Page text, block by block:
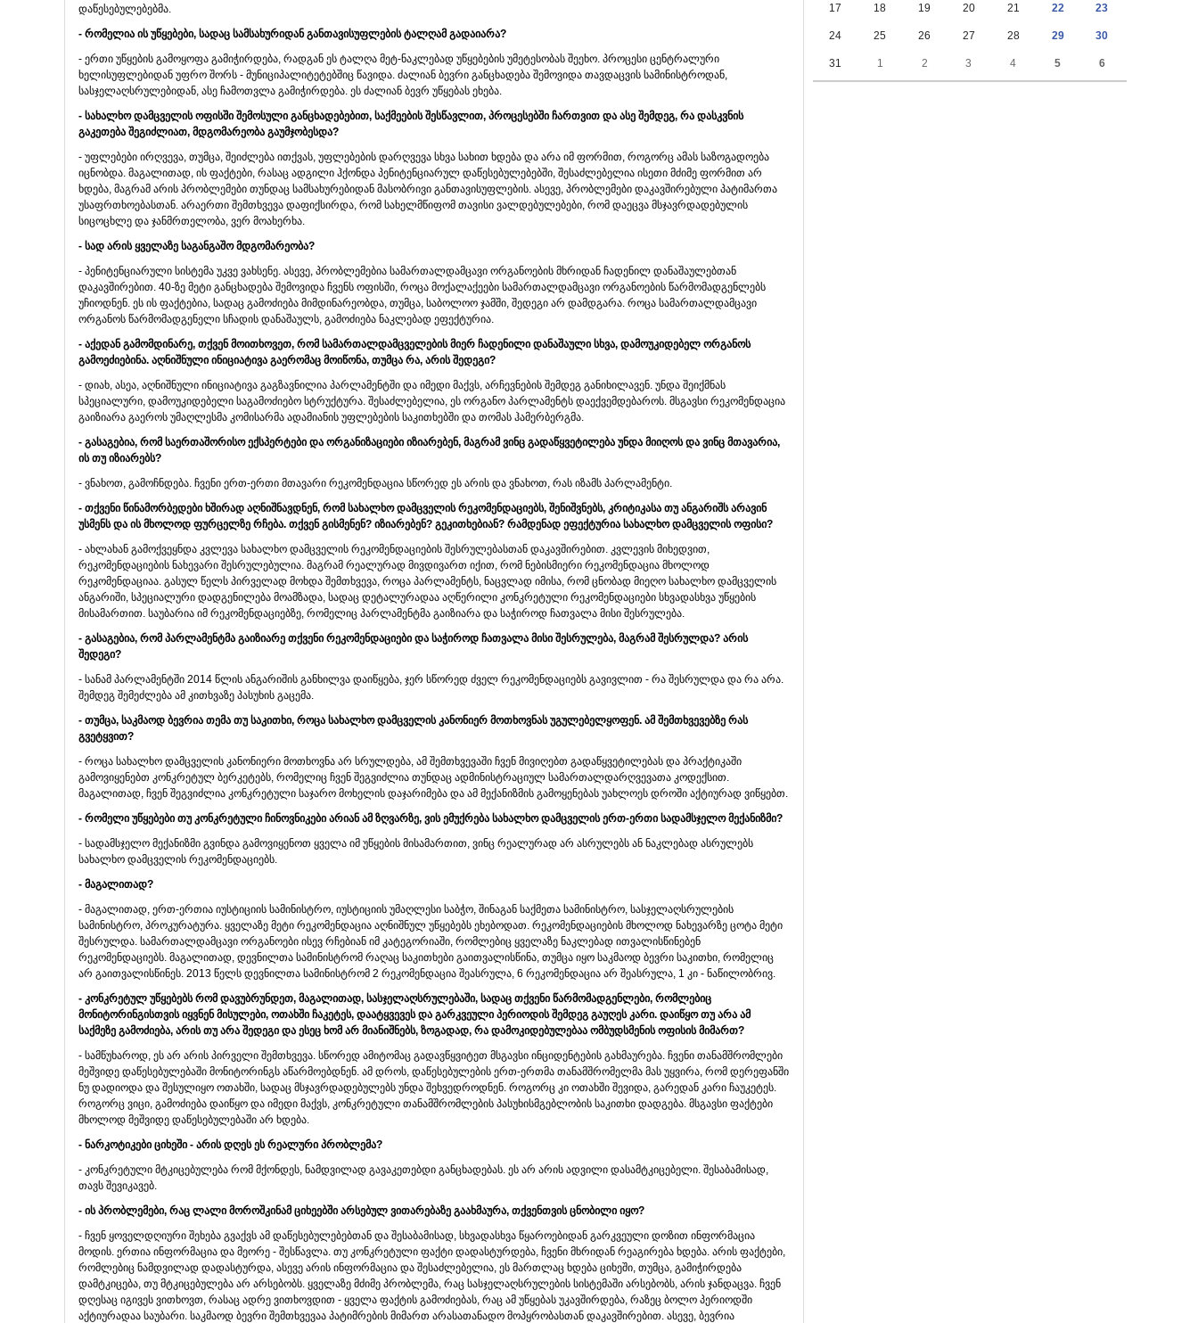
დაწესებულებებმა.
- რომელია ის უწყებები, სადაც სამსახურიდან განთავისუფლების ტალღამ გადაიარა?
- ერთი უწყების გამოყოფა გამიჭირდება, რადგან ეს ტალღა მეტ-ნაკლებად უწყებების უმეტესობას შეეხო. პროცესი ცენტრალური
ხელისუფლებიდან უფრო შორს - მუნიციპალიტეტებშიც წავიდა. ძალიან ბევრი განცხადება შემოვიდა თავდაცვის სამინისტროდან,
სასჯელაღსრულებიდან, ასე ჩამოთვლა გამიჭირდება. ეს ძალიან ბევრ უწყებას ეხება.
- სახალხო დამცველის ოფისში შემოსული განცხადებებით, საქმეების შესწავლით, პროცესებში ჩართვით და ასე შემდეგ, რა დასკვნის
გაკეთება შეგიძლიათ, მდგომარეობა გაუმჯობესდა?
- უფლებები ირღვევა, თუმცა, შეიძლება ითქვას, უფლებების დარღვევა სხვა სახით ხდება და არა იმ ფორმით, როგორც ამას საზოგადოება
იცნობდა. მაგალითად, ის ფაქტები, რასაც ადგილი ჰქონდა პენიტენციარულ დაწესებულებებში, შესაძლებელია ისეთი მძიმე ფორმით არ
ხდება, მაგრამ არის პრობლემები თუნდაც სამსახურებიდან მასობრივი განთავისუფლების. ასევე, პრობლემები დაკავშირებული პატიმართა
უსაფრთხოებასთან. არაერთი შემთხვევა დაფიქსირდა, რომ სახელმწიფომ თავისი ვალდებულებები, რომ დაეცვა მსჯავრდადებულის
სიცოცხლე და ჯანმრთელობა, ვერ მოახერხა.
- სად არის ყველაზე საგანგაშო მდგომარეობა?
- პენიტენციარული სისტემა უკვე ვახსენე. ასევე, პრობლემებია სამართალდამცავი ორგანოების მხრიდან ჩადენილ დანაშაულებთან
დაკავშირებით. 40-ზე მეტი განცხადება შემოვიდა ჩვენს ოფისში, როცა მოქალაქეები სამართალდამცავი ორგანოების წარმომადგენლებს
უჩიოდნენ. ეს ის ფაქტებია, სადაც გამოძიება მიმდინარეობდა, თუმცა, საბოლოო ჯამში, შედეგი არ დამდგარა. როცა სამართალდამცავი
ორგანოს წარმომადგენელი სჩადის დანაშაულს, გამოძიება ნაკლებად ეფექტურია.
- აქედან გამომდინარე, თქვენ მოითხოვეთ, რომ სამართალდამცველების მიერ ჩადენილი დანაშაული სხვა, დამოუკიდებელ ორგანოს
გამოეძიებინა. აღნიშნული ინიციატივა გაერომაც მოიწონა, თუმცა რა, არის შედეგი?
- დიახ, ასეა, აღნიშნული ინიციატივა გაგზავნილია პარლამენტში და იმედი მაქვს, არჩევნების შემდეგ განიხილავენ. უნდა შეიქმნას
სპეციალური, დამოუკიდებელი საგამოძიებო სტრუქტურა. შესაძლებელია, ეს ორგანო პარლამენტს დაექვემდებაროს. მსგავსი რეკომენდაცია
გაიზიარა გაეროს უმაღლესმა კომისარმა ადამიანის უფლებების საკითხებში და თომას ჰამერბერგმა.
- გასაგებია, რომ საერთაშორისო ექსპერტები და ორგანიზაციები იზიარებენ, მაგრამ ვინც გადაწყვეტილება უნდა მიიღოს და ვინც მთავარია,
ის თუ იზიარებს?
- ვნახოთ, გამოჩნდება. ჩვენი ერთ-ერთი მთავარი რეკომენდაცია სწორედ ეს არის და ვნახოთ, რას იზამს პარლამენტი.
- თქვენი წინამორბედები ხშირად აღნიშნავდნენ, რომ სახალხო დამცველის რეკომენდაციებს, შენიშვნებს, კრიტიკასა თუ ანგარიშს არავინ
უსმენს და ის მხოლოდ ფურცელზე რჩება. თქვენ გისმენენ? იზიარებენ? გეკითხებიან? რამდენად ეფექტურია სახალხო დამცველის ოფისი?
- ახლახან გამოქვეყნდა კვლევა სახალხო დამცველის რეკომენდაციების შესრულებასთან დაკავშირებით. კვლევის მიხედვით,
რეკომენდაციების ნახევარი შესრულებულია. მაგრამ რეალურად მივდივართ იქით, რომ ნებისმიერი რეკომენდაცია მხოლოდ
რეკომენდაციაა. გასულ წელს პირველად მოხდა შემთხვევა, როცა პარლამენტს, ნაცვლად იმისა, რომ ცნობად მიეღო სახალხო დამცველის
ანგარიში, სპეციალური დადგენილება მოამზადა, სადაც დეტალურადაა აღწერილი კონკრეტული რეკომენდაციები სხვადასხვა უწყების
მისამართით. საუბარია იმ რეკომენდაციებზე, რომელიც პარლამენტმა გაიზიარა და საჭიროდ ჩათვალა მისი შესრულება.
- გასაგებია, რომ პარლამენტმა გაიზიარე თქვენი რეკომენდაციები და საჭიროდ ჩათვალა მისი შესრულება, მაგრამ შესრულდა? არის
შედეგი?
- სანამ პარლამენტში 2014 წლის ანგარიშის განხილვა დაიწყება, ჯერ სწორედ ძველ რეკომენდაციებს გავივლით - რა შესრულდა და რა არა.
შემდეგ შემეძლება ამ კითხვაზე პასუხის გაცემა.
- თუმცა, საკმაოდ ბევრია თემა თუ საკითხი, როცა სახალხო დამცველის კანონიერ მოთხოვნას უგულებელყოფენ. ამ შემთხვევებზე რას
გვეტყვით?
- როცა სახალხო დამცველის კანონიერი მოთხოვნა არ სრულდება, ამ შემთხვევაში ჩვენ მივიღებთ გადაწყვეტილებას და პრაქტიკაში
გამოვიყენებთ კონკრეტულ ბერკეტებს, რომელიც ჩვენ შეგვიძლია თუნდაც ადმინისტრაციულ სამართალდარღვევათა კოდექსით.
მაგალითად, ჩვენ შეგვიძლია კონკრეტული საჯარო მოხელის დაჯარიმება და ამ მექანიზმის გამოყენებას უახლოეს დროში აქტიურად ვიწყებთ.
- რომელი უწყებები თუ კონკრეტული ჩინოვნიკები არიან ამ ზღვარზე, ვის ემუქრება სახალხო დამცველის ერთ-ერთი სადამსჯელო მექანიზმი?
- სადამსჯელო მექანიზმი გვინდა გამოვიყენოთ ყველა იმ უწყების მისამართით, ვინც რეალურად არ ასრულებს ან ნაკლებად ასრულებს
სახალხო დამცველის რეკომენდაციებს.
- მაგალითად?
- მაგალითად, ერთ-ერთია იუსტიციის სამინისტრო, იუსტიციის უმაღლესი საბჭო, შინაგან საქმეთა სამინისტრო, სასჯელაღსრულების
სამინისტრო, პროკურატურა. ყველაზე მეტი რეკომენდაცია აღნიშნულ უწყებებს ეხებოდათ. რეკომენდაციების მხოლოდ ნახევარზე ცოტა მეტი
შესრულდა. სამართალდამცავი ორგანოები ისევ რჩებიან იმ კატეგორიაში, რომლებიც ყველაზე ნაკლებად ითვალისწინებენ
რეკომენდაციებს. მაგალითად, დევნილთა სამინისტრომ რაღაც საკითხები გაითვალისწინა, თუმცა იყო საკმაოდ ბევრი საკითხი, რომელიც
არ გაითვალისწინეს. 2013 წელს დევნილთა სამინისტრომ 2 რეკომენდაცია შეასრულა, 6 რეკომენდაცია არ შეასრულა, 1 კი - ნაწილობრივ.
- კონკრეტულ უწყებებს რომ დავუბრუნდეთ, მაგალითად, სასჯელაღსრულებაში, სადაც თქვენი წარმომადგენლები, რომლებიც
მონიტორინგისთვის იყვნენ მისულები, ოთახში ჩაკეტეს, დაატყვევეს და გარკვეული პერიოდის შემდეგ გაუღეს კარი. დაიწყო თუ არა ამ
საქმეზე გამოძიება, არის თუ არა შედეგი და ესეც ხომ არ მიანიშნებს, ზოგადად, რა დამოკიდებულებაა ომბუდსმენის ოფისის მიმართ?
- სამწუხაროდ, ეს არ არის პირველი შემთხვევა. სწორედ ამიტომაც გადავწყვიტეთ მსგავსი ინციდენტების გახმაურება. ჩვენი თანამშრომლები
მეშვიდე დაწესებულებაში მონიტორინგს აწარმოებდნენ. ამ დროს, დაწესებულების ერთ-ერთმა თანამშრომელმა მას უყვირა, რომ დერეფანში
ნუ დადიოდა და შესულიყო ოთახში, სადაც მსჯავრდადებულებს უნდა შეხვედროდნენ. როგორც კი ოთახში შევიდა, გარედან კარი ჩაუკეტეს.
როგორც ვიცი, გამოძიება დაიწყო და იმედი მაქვს, კონკრეტული თანამშრომლების პასუხისმგებლობის საკითხი დადგება. მსგავსი ფაქტები
მხოლოდ მეშვიდე დაწესებულებაში არ ხდება.
- ნარკოტიკები ციხეში - არის დღეს ეს რეალური პრობლემა?
- კონკრეტული მტკიცებულება რომ მქონდეს, ნამდვილად გავაკეთებდი განცხადებას. ეს არ არის ადვილი დასამტკიცებელი. შესაბამისად,
თავს შევიკავებ.
- ის პრობლემები, რაც ლალი მოროშკინამ ციხეებში არსებულ ვითარებაზე გაახმაურა, თქვენთვის ცნობილი იყო?
- ჩვენ ყოველდღიური შეხება გვაქვს ამ დაწესებულებებთან და შესაბამისად, სხვადასხვა წყაროებიდან გარკვეული დოზით ინფორმაცია
მოდის. ერთია ინფორმაცია და მეორე - შესწავლა. თუ კონკრეტული ფაქტი დადასტურდება, ჩვენი მხრიდან რეაგირება ხდება. არის ფაქტები,
რომლებიც ნამდვილად დადასტურდა, ასევე არის ინფორმაცია და შესაძლებელია, ეს მართლაც ხდება ციხეში, თუმცა, გამიჭირდება
დამტკიცება, თუ მტკიცებულება არ არსებობს. ყველაზე მძიმე პრობლემა, რაც სასჯელაღსრულების სისტემაში არსებობს, არის ჯანდაცვა. ჩვენ
დღესაც იგივეს ვითხოვთ, რასაც ადრე ვითხოვდით - ყველა ფაქტის გამოძიებას, რაც ამ უწყებას უკავშირდება, რაზეც ბოლო პერიოდში
აქტიურადაა საუბარი. საკმაოდ ბევრი შემთხვევაა პატიმრების მიმართ არასათანადო მოპყრობასთან დაკავშირებით. ასევე, ბევრია
17 18 19 20 21 22 23
24 25 26 27 28 29 30
31 1 2 3 4 5 6